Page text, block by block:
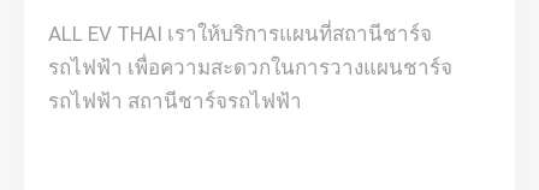
ALL EV THAI เราให้บริการแผนที่สถานีชาร์จ
รถไฟฟ้า เพื่อความสะดวกในการวางแผนชาร์จ
รถไฟฟ้า สถานีชาร์จรถไฟฟ้า